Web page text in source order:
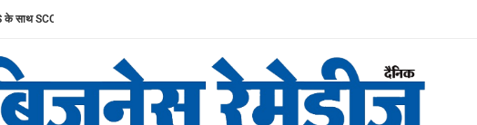
पब्लिक ऑफरिंग (IPO) सोमवार, 10 अगस्त, 2026 को खुलेगा
सार्वजनिक निर्गम सोमवार,...
MR. RAKSHIT SINGHAL ON...
सरकार के साथ...
PLAZA में...
प्रतिष्ठित राज्य...
ने...